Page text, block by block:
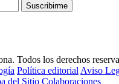
Suscribirme
Todos los derechos
Política editorial Aviso
del Sitio Colaboraciones